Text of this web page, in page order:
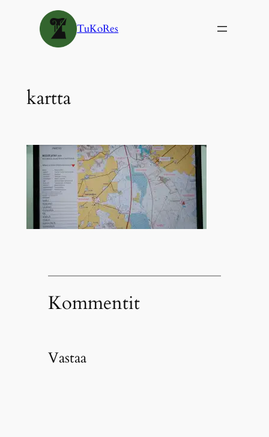
sisältöön
TuKoRes
kartta
Kommentit
Vastaa